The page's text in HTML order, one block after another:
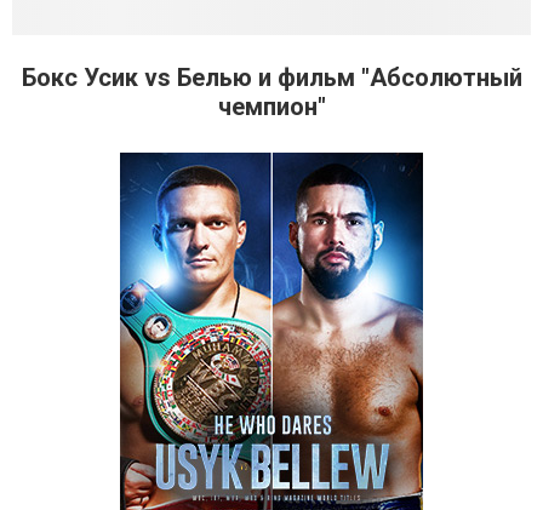
Бокс Усик vs Белью и фильм "Абсолютный
чемпион"